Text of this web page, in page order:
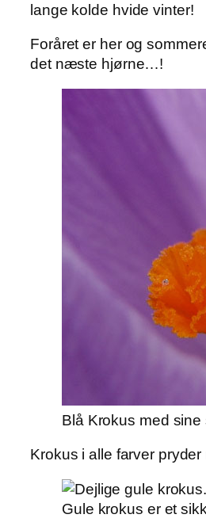
lange kolde hvide vinter!
Foråret er her og
det næste hjørne…!
Blå Krokus med
Krokus i alle farver
Gule krokus er et